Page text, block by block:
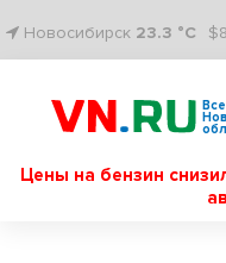
Новосибирск 23.3 °C
Цены на бензин